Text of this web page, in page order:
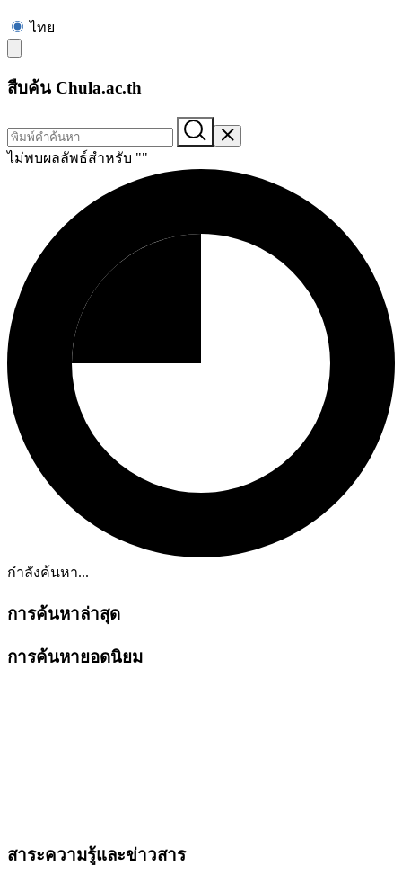
ไทย
สืบค้น Chula.ac.th
ไม่พบผลลัพธ์สำหรับ ""
กำลังค้นหา...
การค้นหาล่าสุด
การค้นหายอดนิยม
สาระความรู้และข่าวสาร